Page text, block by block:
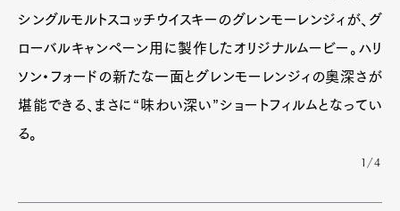
シングルモルトスコッチウイスキーのグレンモーレンジィが、グ
ローバルキャンペーン用に製作したオリジナルムービー。ハリ
ソン・フォードの新たな一面とグレンモーレンジィの奥深さが
堪能できる、まさに“味わい深い”ショートフィルムとなってい
る。
1/4